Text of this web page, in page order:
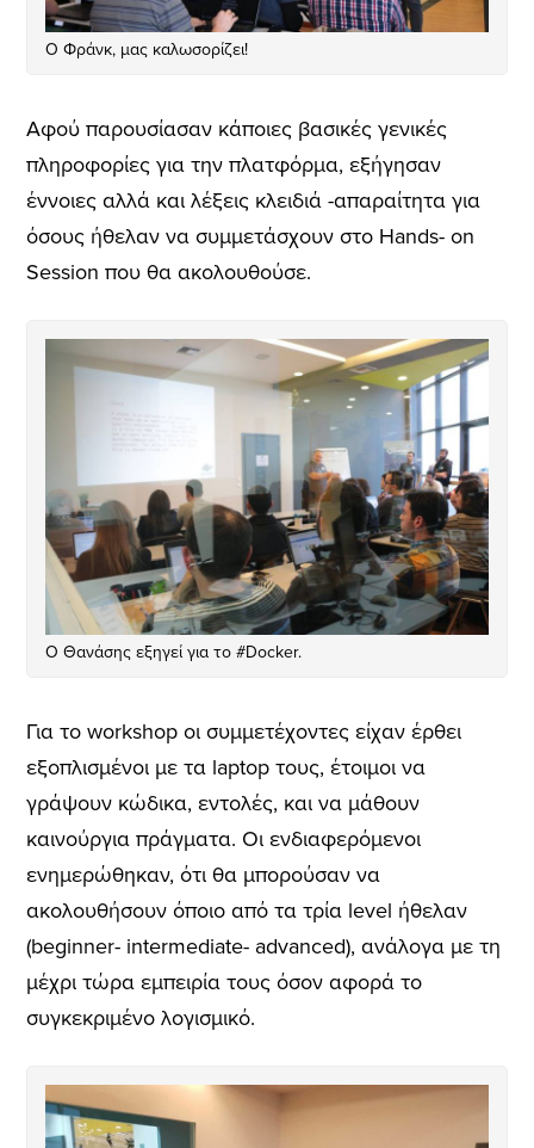
Ο Φράνκ, μας καλωσορίζει!
Αφού παρουσίασαν κάποιες βασικές γενικές
πληροφορίες για την πλατφόρμα, εξήγησαν
έννοιες αλλά και λέξεις κλειδιά -απαραίτητα για
όσους ήθελαν να συμμετάσχουν στο Hands- on
Session που θα ακολουθούσε.
Ο Θανάσης εξηγεί για το #Docker.
Για το workshop οι συμμετέχοντες είχαν έρθει
εξοπλισμένοι με τα laptop τους, έτοιμοι να
γράψουν κώδικα, εντολές, και να μάθουν
καινούργια πράγματα. Οι ενδιαφερόμενοι
ενημερώθηκαν, ότι θα μπορούσαν να
ακολουθήσουν όποιο από τα τρία level ήθελαν
(beginner- intermediate- advanced), ανάλογα με τη
μέχρι τώρα εμπειρία τους όσον αφορά το
συγκεκριμένο λογισμικό.